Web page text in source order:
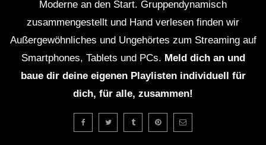
Moderne an den Start. Gruppendynamisch
zusammengestellt und Hand verlesen finden wir
Außergewöhnliches und Ungehörtes zum Streaming auf
Smartphones, Tablets und PCs. Meld dich an und
baue dir deine eigenen Playlisten individuell für
dich, für alle, zusammen!